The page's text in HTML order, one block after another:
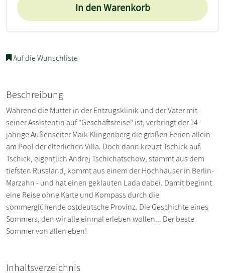
In den Warenkorb
Auf die Wunschliste
Beschreibung
Während die Mutter in der Entzugsklinik und der Vater mit
seiner Assistentin auf "Geschäftsreise" ist, verbringt der 14-
jährige Außenseiter Maik Klingenberg die großen Ferien allein
am Pool der elterlichen Villa. Doch dann kreuzt Tschick auf.
Tschick, eigentlich Andrej Tschichatschow, stammt aus dem
tiefsten Russland, kommt aus einem der Hochhäuser in Berlin-
Marzahn - und hat einen geklauten Lada dabei. Damit beginnt
eine Reise ohne Karte und Kompass durch die
sommerglühende ostdeutsche Provinz. Die Geschichte eines
Sommers, den wir alle einmal erleben wollen... Der beste
Sommer von allen eben!
Inhaltsverzeichnis